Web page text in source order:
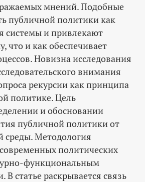
мнений. Подобные
публичной политики как
системы и привлекают
что и как обеспечивает
Новизна исследования
внимания
рекурсии как принципа
политике. Цель
и обосновании
публичной политики от
среды. Методология
политических
­функциональным
статье раскрывается связь